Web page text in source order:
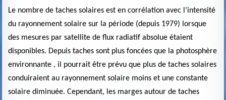
Le nombre de taches solaires est en corrélation avec l’intensité
du rayonnement solaire sur la période (depuis 1979) lorsque
des mesures par satellite de flux radiatif absolue étaient
disponibles. Depuis taches sont plus foncées que la photosphère
environnante , il pourrait être prévu que plus de taches solaires
conduiraient au rayonnement solaire moins et une constante
solaire diminuée. Cependant, les marges autour de taches